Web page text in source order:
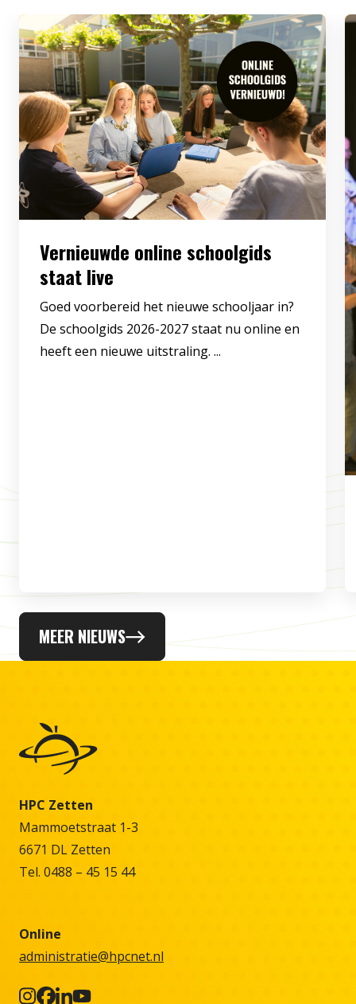
Vernieuwde online schoolgids
staat live
Goed voorbereid het nieuwe schooljaar in?
De schoolgids 2026-2027 staat nu online en
heeft een nieuwe uitstraling. ...
MEER NIEUWS
HPC Zetten
Mammoetstraat 1-3
6671 DL Zetten
Tel. 0488 – 45 15 44
Online
administratie@hpcnet.nl